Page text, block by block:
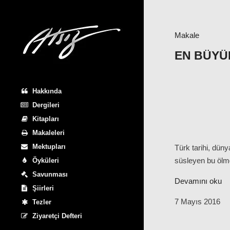
Hakkında
Dergileri
Kitapları
Makaleleri
Mektupları
Öyküleri
Savunması
Şiirleri
Tezler
Ziyaretçi Defteri
Makale
EN
Türk tarihi,
süsleyen bu
Devamını oku
7 Mayıs 2016